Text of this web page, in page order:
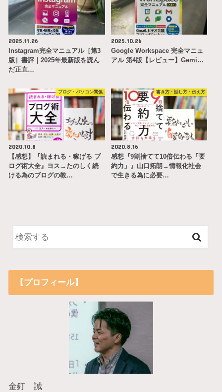
2025.11.26
Instagram完全マニュアル［第3
版］書評｜2025年最新版を読ん
だ正直…
2025.10.26
Google Workspace 完全マニュ
アル 第4版【レビュー】Gemi…
ブログ・パソコン関係
2020.10.8
【感想】『読まれる・稼げる ブ
ログ術大全』ヨス→たのしく続
ける為のブログの教…
書き方・話し方・伝え方
2020.8.16
感想『9割捨てて10倍伝わる「要
約力」』山口拓朗→情報化社会
で生きる為に必要…
【プロフィール】
金釘 誠